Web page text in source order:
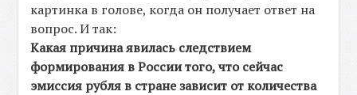
картинка в голове, когда он получает ответ на
вопрос. И так:
Какая причина явилась следствием
формирования в России того, что сейчас
эмиссия рубля в стране зависит от количества